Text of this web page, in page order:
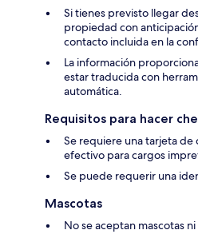
Si tienes previsto llegar
propiedad con
contacto incluida en la
La información
estar traducida con
automática.
Requisitos para hacer
Se requiere una tarjeta
efectivo para cargos
Se puede requerir una
Mascotas
No se aceptan mascotas